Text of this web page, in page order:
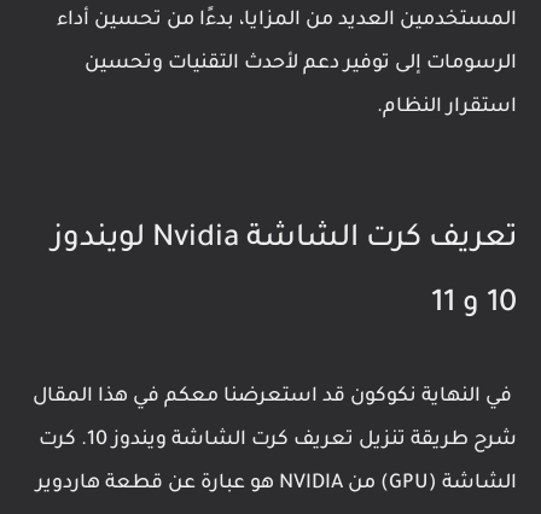
المستخدمين العديد من المزايا، بدءًا من تحسين أداء
الرسومات إلى توفير دعم لأحدث التقنيات وتحسين
استقرار النظام.
تعريف كرت الشاشة Nvidia لويندوز
10 و 11
في النهاية نكوكون قد استعرضنا معكم في هذا المقال
شرح طريقة تنزيل تعريف كرت الشاشة ويندوز 10. كرت
الشاشة (GPU) من NVIDIA هو عبارة عن قطعة هاردوير